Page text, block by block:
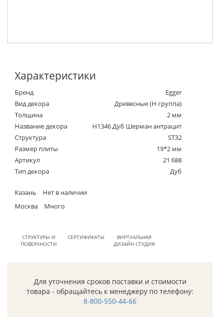
Характеристики
Бренд
Egger
Вид декора
Древесные (Н группа)
Толщина
2 мм
Название декора
H1346 Дуб Шерман антрацит
Структура
ST32
Размер плиты
19*2 мм
Артикул
21 688
Тип декора
Дуб
Казань
Нет в наличии
Москва
Много
СТРУКТУРЫ И
ПОВЕРХНОСТИ
СЕРТИФИКАТЫ
ВИРТУАЛЬНАЯ
ДИЗАЙН СТУДИЯ
Для уточнения сроков поставки и стоимости
товара - обращайтесь к менеджеру по телефону:
8-800-550-44-66